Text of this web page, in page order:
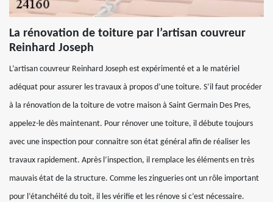
La rénovation de toiture par l’artisan couvreur
Reinhard Joseph
L’artisan couvreur Reinhard Joseph est expérimenté et a le matériel
adéquat pour assurer les travaux à propos d’une toiture. S’il faut procéder
à la rénovation de la toiture de votre maison à Saint Germain Des Pres,
appelez-le dès maintenant. Pour rénover une toiture, il débute toujours
avec une inspection pour connaitre son état général afin de réaliser les
travaux rapidement. Après l’inspection, il remplace les éléments en très
mauvais état de la structure. Comme les zingueries ont un rôle important
pour l’étanchéité du toit, il les vérifie et les rénove si c’est nécessaire.